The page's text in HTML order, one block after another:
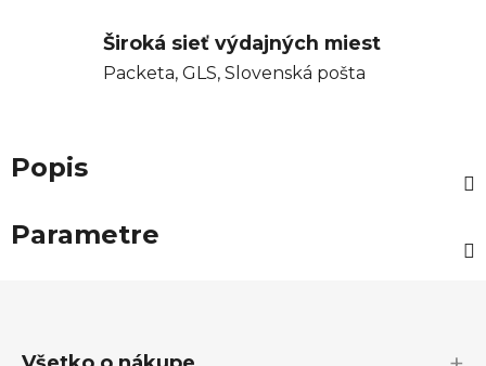
Široká sieť výdajných miest
Packeta, GLS, Slovenská pošta
Popis
Parametre